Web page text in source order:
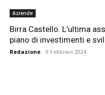
Aziende
Birra Castello. L’ultima
piano di investimenti e
Redazione - 9 Febbraio 2024